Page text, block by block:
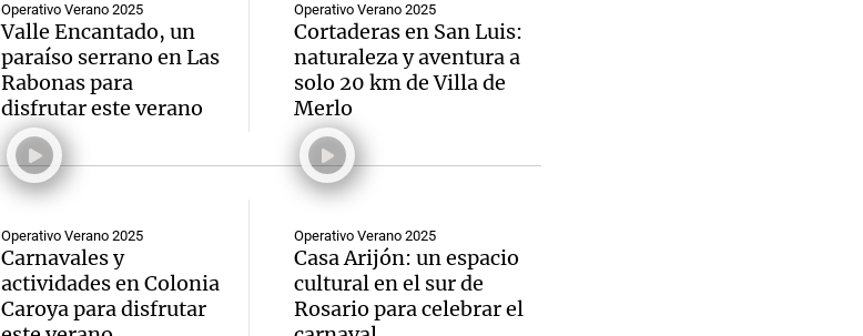
Operativo Verano 2025
Valle Encantado, un
paraíso serrano en Las
Rabonas para
disfrutar este verano
Operativo Verano 2025
Cortaderas en San Luis:
naturaleza y aventura a
solo 20 km de Villa de
Merlo
Operativo Verano 2025
Carnavales y
actividades en Colonia
Caroya para disfrutar
Operativo Verano 2025
Casa Arijón: un espacio
cultural en el sur de
Rosario para celebrar el